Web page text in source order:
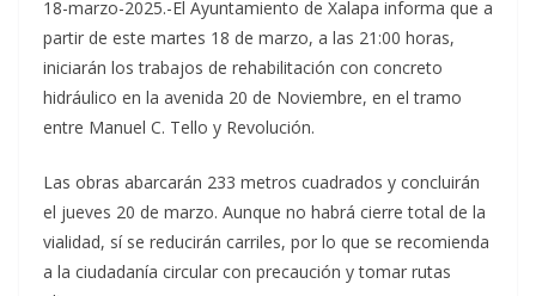
18-marzo-2025.-El Ayuntamiento de Xalapa informa que a
partir de este martes 18 de marzo, a las 21:00 horas,
iniciarán los trabajos de rehabilitación con concreto
hidráulico en la avenida 20 de Noviembre, en el tramo
entre Manuel C. Tello y Revolución.
Las obras abarcarán 233 metros cuadrados y concluirán
el jueves 20 de marzo. Aunque no habrá cierre total de la
vialidad, sí se reducirán carriles, por lo que se recomienda
a la ciudadanía circular con precaución y tomar rutas